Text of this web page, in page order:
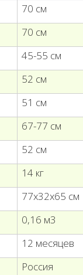
70 см
70 см
45-55 см
52 см
51 см
67-77 см
52 см
14 кг
77х32х65 см
0,16 м3
12 месяцев
Россия